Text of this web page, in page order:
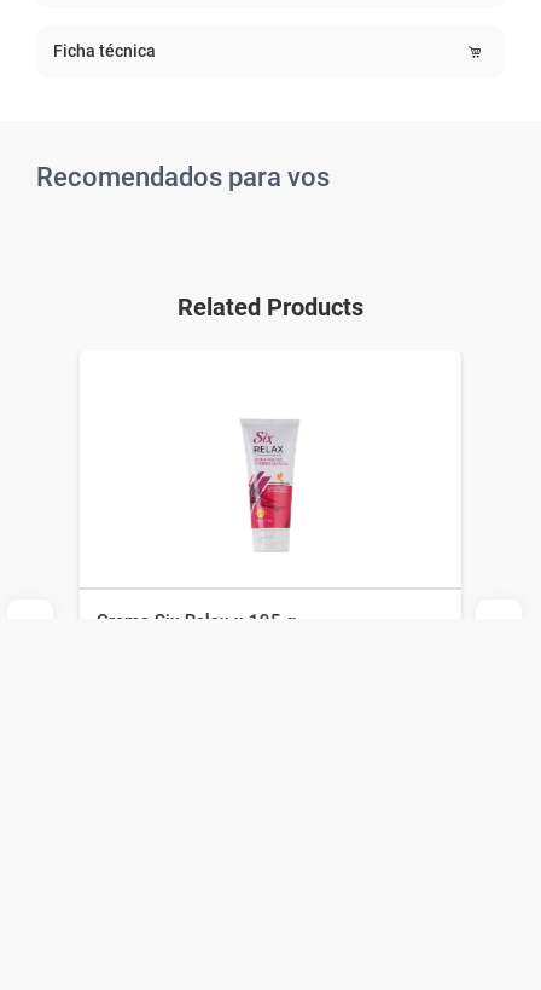
Ficha técnica
Recomendados para vos
Related Products
Crema Six Relax x 195 g